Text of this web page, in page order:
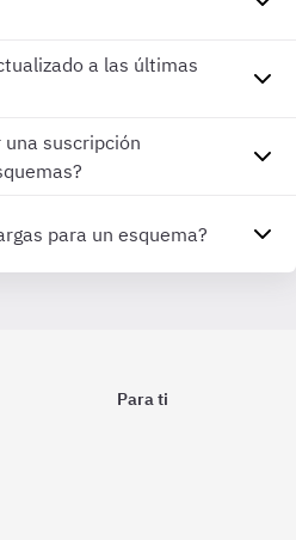
a las últimas
una suscripción
para un esquema?
Para ti